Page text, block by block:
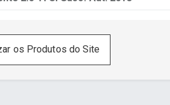
os Produtos do Site